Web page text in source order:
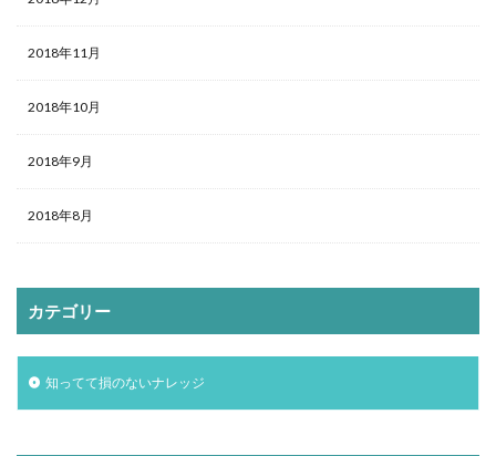
2018年11月
2018年10月
2018年9月
2018年8月
カテゴリー
知ってて損のないナレッジ